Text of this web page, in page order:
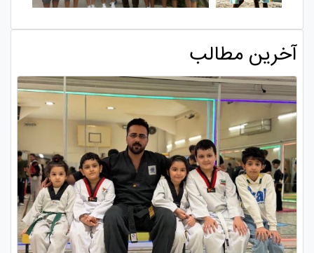
آخرین مطالب